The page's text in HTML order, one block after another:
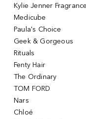
Kylie Jenner
Medicube
Paula's Choice
Geek & Gorgeous
Rituals
Fenty Hair
The Ordinary
TOM FORD
Nars
Chloé